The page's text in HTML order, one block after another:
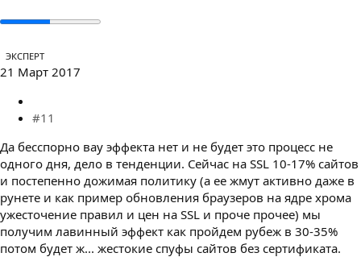
ЭКСПЕРТ
21 Март 2017
#11
Да бесспорно вау эффекта нет и не будет это процесс не
одного дня, дело в тенденции. Сейчас на SSL 10-17% сайтов
и постепенно дожимая политику (а ее жмут активно даже в
рунете и как пример обновления браузеров на ядре хрома
ужесточение правил и цен на SSL и проче прочее) мы
получим лавинный эффект как пройдем рубеж в 30-35%
потом будет ж... жестокие спуфы сайтов без сертификата.